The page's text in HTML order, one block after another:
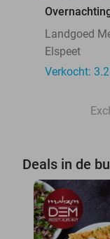
Landgoed
Elspeet
Verkocht:
Deals in de